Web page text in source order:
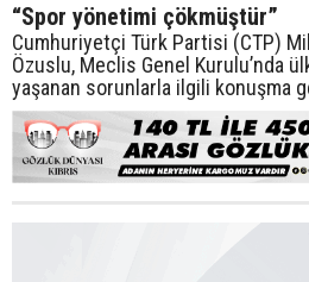
“Spor yönetimi çökmüştür”
Cumhuriyetçi Türk Partisi (CTP)
Özuslu, Meclis Genel Kurulu’nda
yaşanan sorunlarla ilgili konuşma